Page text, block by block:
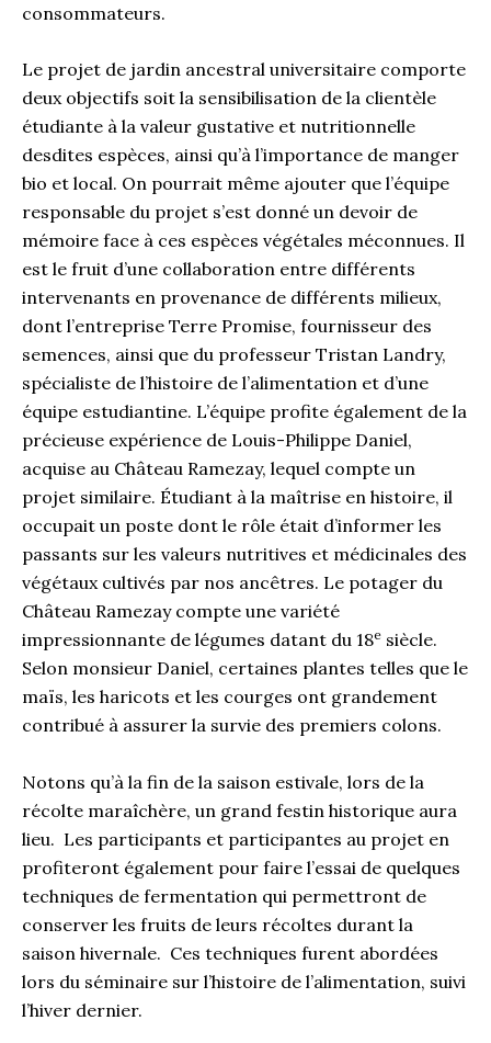
consommateurs.
Le projet de jardin ancestral universitaire comporte
deux objectifs soit la sensibilisation de la clientèle
étudiante à la valeur gustative et nutritionnelle
desdites espèces, ainsi qu’à l’importance de manger
bio et local. On pourrait même ajouter que l’équipe
responsable du projet s’est donné un devoir de
mémoire face à ces espèces végétales méconnues. Il
est le fruit d’une collaboration entre différents
intervenants en provenance de différents milieux,
dont l’entreprise Terre Promise, fournisseur des
semences, ainsi que du professeur Tristan Landry,
spécialiste de l’histoire de l’alimentation et d’une
équipe estudiantine. L’équipe profite également de la
précieuse expérience de Louis-Philippe Daniel,
acquise au Château Ramezay, lequel compte un
projet similaire. Étudiant à la maîtrise en histoire, il
occupait un poste dont le rôle était d’informer les
passants sur les valeurs nutritives et médicinales des
végétaux cultivés par nos ancêtres. Le potager du
Château Ramezay compte une variété
impressionnante de légumes datant du 18e siècle.
Selon monsieur Daniel, certaines plantes telles que le
maïs, les haricots et les courges ont grandement
contribué à assurer la survie des premiers colons.
Notons qu’à la fin de la saison estivale, lors de la
récolte maraîchère, un grand festin historique aura
lieu. Les participants et participantes au projet en
profiteront également pour faire l’essai de quelques
techniques de fermentation qui permettront de
conserver les fruits de leurs récoltes durant la
saison hivernale. Ces techniques furent abordées
lors du séminaire sur l’histoire de l’alimentation, suivi
l’hiver dernier.